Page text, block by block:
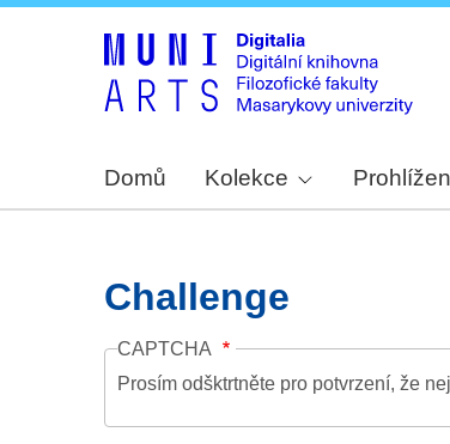
Domů Kolekce
Challenge
CAPTCHA
Prosím odšktrtněte pro potvrzení, že